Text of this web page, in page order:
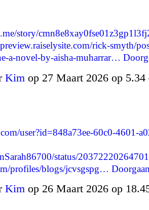
story/
rick-smyth/
a-novel-by-aisha-muharrar…
Kim op 27 Maart 2026 op
user?id=848a73ee-60c0-4601-
status/
profiles/blogs/jcvsgspg…
Kim op 26 Maart 2026 op